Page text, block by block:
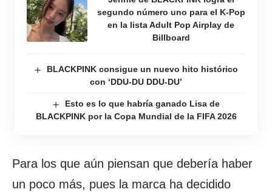
segundo número uno para el K-Pop
en la lista Adult Pop Airplay de
Billboard
BLACKPINK consigue un nuevo hito histórico
con ‘DDU-DU DDU-DU’
Esto es lo que habría ganado Lisa de
BLACKPINK por la Copa Mundial de la FIFA 2026
Para los que aún piensan que debería haber
un poco más, pues la marca ha decidido